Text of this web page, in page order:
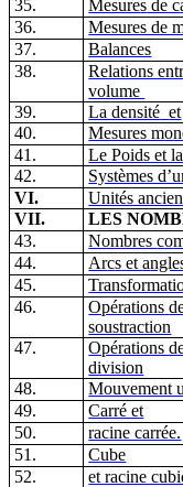
35.
Mesures de c
36.
Mesures de
37.
Balances
38.
Relations
volume
39.
La densité et
40.
Mesures mo
41.
Le Poids et
42.
Systèmes
VI.
Unités
VII.
LES
43.
Nombresco
44.
Arcs eta
45.
46.
Opérations
soustraction
47.
Opérations
division
48.
Mouvement
49.
Carré et
50.
racine carrée.
51.
Cube
52.
et racine